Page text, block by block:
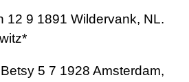
12 9 1891 Wildervank, NL.
5 7 1928 Amsterdam,